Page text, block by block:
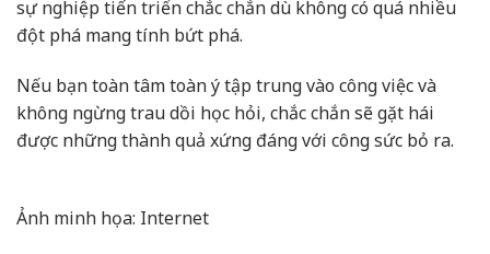
sự nghiệp tiến triển chắc chắn dù không có quá nhiều
đột phá mang tính bứt phá.
Nếu bạn toàn tâm toàn ý tập trung vào công việc và
không ngừng trau dồi học hỏi, chắc chắn sẽ gặt hái
được những thành quả xứng đáng với công sức bỏ ra.
Ảnh minh họa: Internet